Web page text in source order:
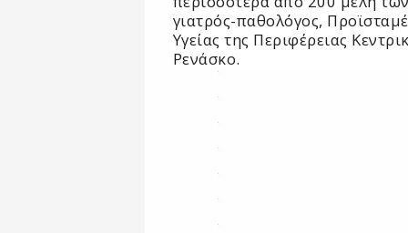
γιατρός-παθολόγος,
Υγείας της Περιφέρειας
Ρενάσκο.